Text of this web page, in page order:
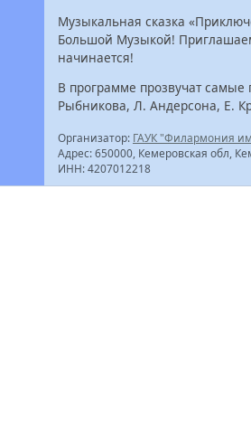
Музыкальная сказка
Большой Музыкой!
начинается!
В программе прозвучат
Рыбникова, Л. Андерсона, Е.
Организатор: ГАУК "Филармония
Адрес: 650000, Кемеровская обл,
ИНН: 4207012218